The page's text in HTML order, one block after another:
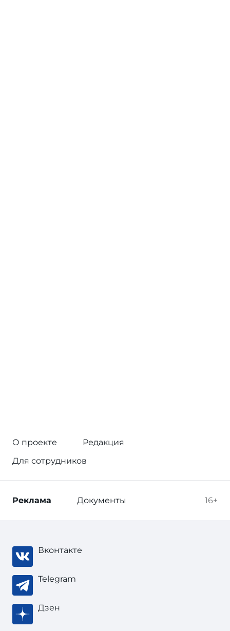
О проекте
Редакция
Для сотрудников
16+
Реклама Документы
Вконтакте
Telegram
Дзен